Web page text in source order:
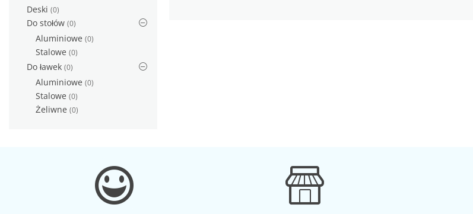
Deski (0)
Do stołów (0)
Aluminiowe (0)
Stalowe (0)
Do ławek (0)
Aluminiowe (0)
Stalowe (0)
Żeliwne (0)